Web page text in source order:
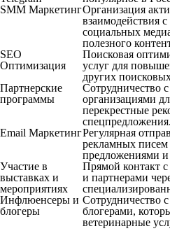
SMM МаркетингОрганизация
взаимодействия
социальных
полезного
SEO
Оптимизация
Поисковая
услуг для
других
Партнерские
программы
Сотрудничество
организациями
перекрестные
спецпредложения.
Email МаркетингРегулярная
рекламных
предложениями
Участие в
выставках и
мероприятиях
Прямой контакт
и партнерами
Инфлюенсеры и
блогеры
Сотрудничество
блогерами,
ветеринарные